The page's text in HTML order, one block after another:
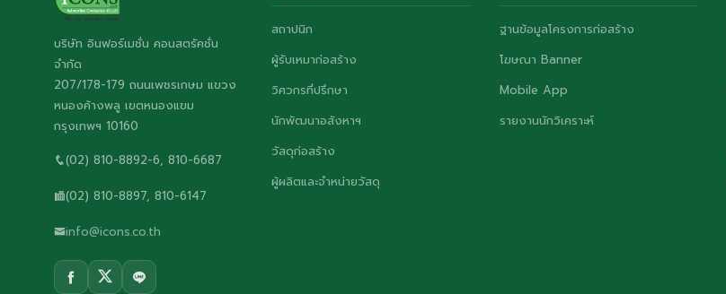
บริษัท อินฟอร์เมชั่น คอนสตรัคชั่น
จำกัด
207/178-179 ถนนเพชรเกษม แขวง
หนองค้างพลู เขตหนองแขม
กรุงเทพฯ 10160
(02) 810-8892-6, 810-6687
(02) 810-8897, 810-6147
info@icons.co.th
สถาปนิก
ผู้รับเหมาก่อสร้าง
วิศวกรที่ปรึกษา
นักพัฒนาอสังหาฯ
วัสดุก่อสร้าง
ผู้ผลิตและจำหน่ายวัสดุ
ฐานข้อมูลโครงการก่อสร้าง
โฆษณา Banner
Mobile App
รายงานนักวิเคราะห์